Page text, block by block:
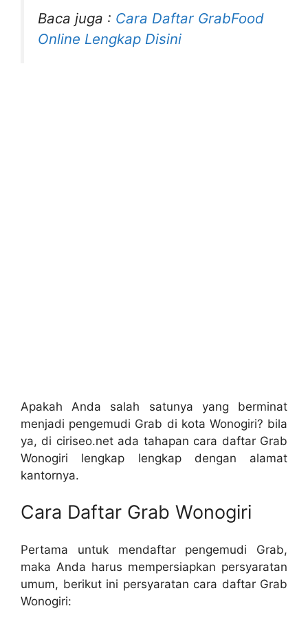
Baca juga : Cara Daftar GrabFood
Online Lengkap Disini
Apakah Anda salah satunya yang berminat
menjadi pengemudi Grab di kota Wonogiri? bila
ya, di ciriseo.net ada tahapan cara daftar Grab
Wonogiri lengkap lengkap dengan alamat
kantornya.
Cara Daftar Grab Wonogiri
Pertama untuk mendaftar pengemudi Grab,
maka Anda harus mempersiapkan persyaratan
umum, berikut ini persyaratan cara daftar Grab
Wonogiri: